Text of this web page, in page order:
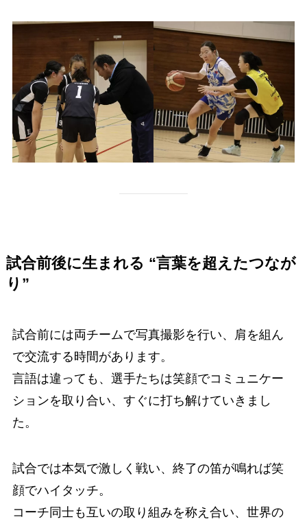
試合前後に生まれる “言葉を超えたつなが
り”
試合前には両チームで写真撮影を行い、肩を組ん
で交流する時間があります。
言語は違っても、選手たちは笑顔でコミュニケー
ションを取り合い、すぐに打ち解けていきまし
た。
試合では本気で激しく戦い、終了の笛が鳴れば笑
顔でハイタッチ。
コーチ同士も互いの取り組みを称え合い、世界の